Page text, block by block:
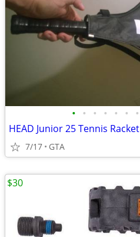
• • • • • • •
HEAD Junior 25 Tennis Racket
7/17 GTA
$30